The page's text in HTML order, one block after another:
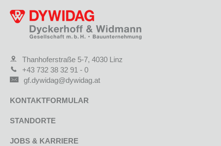
Thanhoferstraße 5-7, 4030 Linz
+43 732 38 32 91 - 0
gf.dywidag@dywidag.at
KONTAKTFORMULAR
STANDORTE
JOBS & KARRIERE